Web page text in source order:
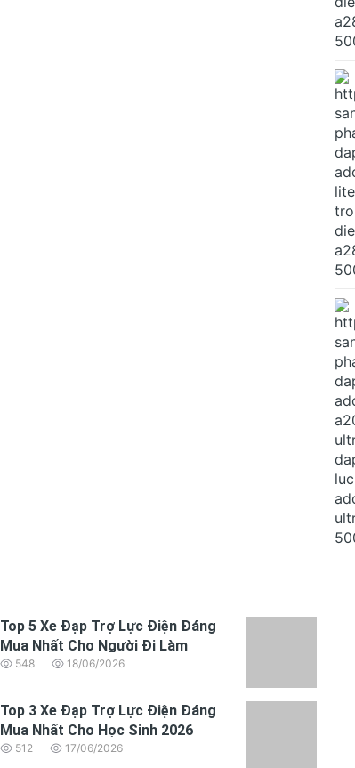
Top 5 Xe Đạp Trợ Lực Điện Đáng
Mua Nhất Cho Người Đi Làm
548 18/06/2026
Top 3 Xe Đạp Trợ Lực Điện Đáng
Mua Nhất Cho Học Sinh 2026
512 17/06/2026